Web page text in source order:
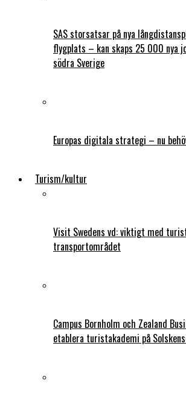
SAS storsatsar på nya
flygplats – kan skaps 25 000 nya
södra Sverige
Europas digitala strategi – nu
Turism/kultur
Visit Swedens vd: viktigt med
transportområdet
Campus Bornholm och Zealand
etablera turistakademi på